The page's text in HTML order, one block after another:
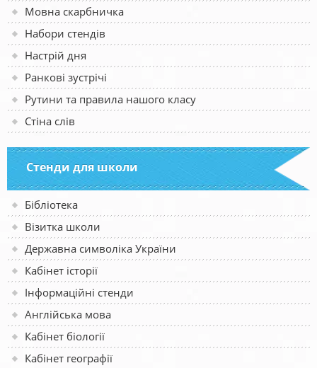
Мовна скарбничка
Набори стендів
Настрій дня
Ранкові зустрічі
Рутини та правила нашого класу
Стіна слів
Стенди для школи
Бібліотека
Візитка школи
Державна символіка України
Кабінет історії
Інформаційні стенди
Англійська мова
Кабінет біології
Кабінет географії